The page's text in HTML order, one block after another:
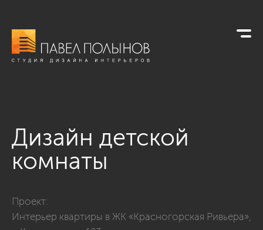
Дизайн детской
комнаты
Проект:
Интерьер квартиры в ЖК «Красногорская Ривьера»,